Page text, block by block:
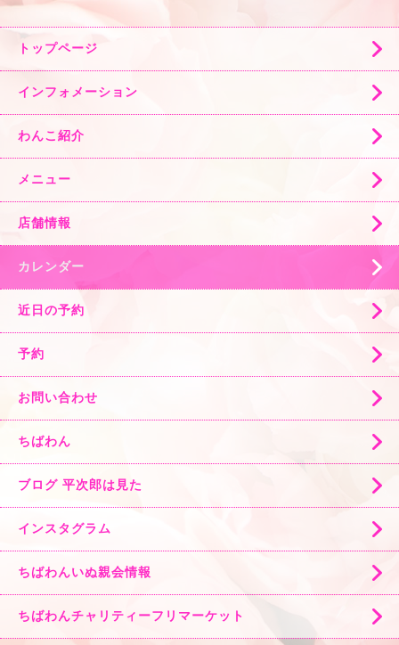
トップページ
インフォメーション
わんこ紹介
メニュー
店舗情報
カレンダー
近日の予約
予約
お問い合わせ
ちばわん
ブログ 平次郎は見た
インスタグラム
ちばわんいぬ親会情報
ちばわんチャリティーフリマーケット